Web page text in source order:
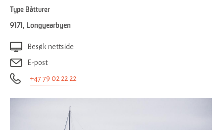
Type Båtturer
9171 , Longyearbyen
Besøk nettside
E-post
+47 79 02 22 22